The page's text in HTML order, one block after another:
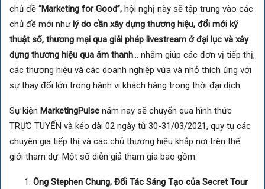
chủ đề “Marketing for Good”, hội nghị này sẽ tập trung vào các
chủ đề mới như lý do cần xây dựng thương hiệu, đổi mới kỹ
thuật số, thương mại qua giải pháp livestream ở đại lục và xây
dựng thương hiệu qua âm thanh … nhằm giúp các đơn vị tiếp thị,
các thương hiệu và các doanh nghiệp vừa và nhỏ thích ứng với
sự thay đổi lớn trong hành vi khách hàng trong thời đại dịch.
Sự kiện MarketingPulse năm nay sẽ chuyển qua hình thức
TRỰC TUYẾN và kéo dài 02 ngày từ 30-31/03/2021, quy tụ các
chuyên gia tiếp thị và các chủ thương hiệu khắp nơi trên thế
giới tham dự. Một số diễn giả tham gia bao gồm:
Ông Stephen Chung, Đối Tác Sáng Tạo của Secret Tour